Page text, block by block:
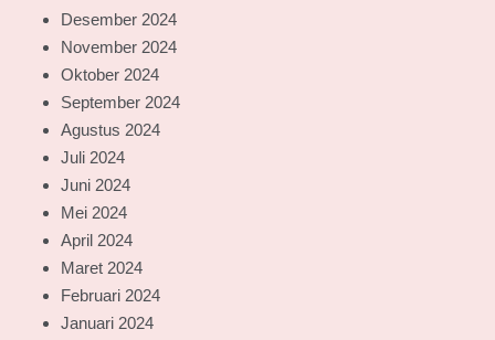
Desember 2024
November 2024
Oktober 2024
September 2024
Agustus 2024
Juli 2024
Juni 2024
Mei 2024
April 2024
Maret 2024
Februari 2024
Januari 2024